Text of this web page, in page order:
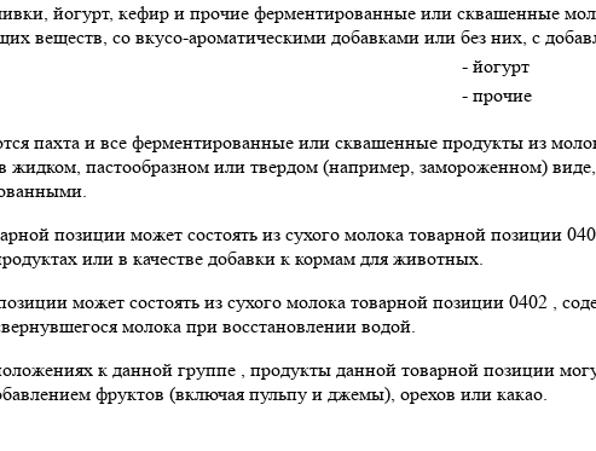
йогурт, кефир и прочие ферментированные или сквашенные
веществ, со вкусо-ароматическими добавками или без них, с
- йогурт
- прочие
пахта и все ферментированные или сквашенные продукты из
жидком, пастообразном или твердом (например, замороженном)
позиции может состоять из сухого молока товарной позиции
или в качестве добавки к кормам для животных.
может состоять из сухого молока товарной позиции 0402 ,
молока при восстановлении водой.
к данной группе , продукты данной товарной позиции
фруктов (включая пульпу и джемы), орехов или какао.